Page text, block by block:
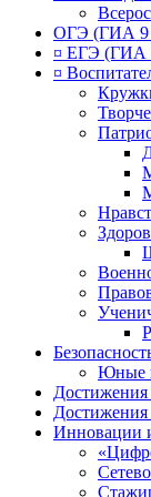
ОГЭ (ГИА 9
¤ ЕГЭ (ГИА
¤
Юные
Инновации